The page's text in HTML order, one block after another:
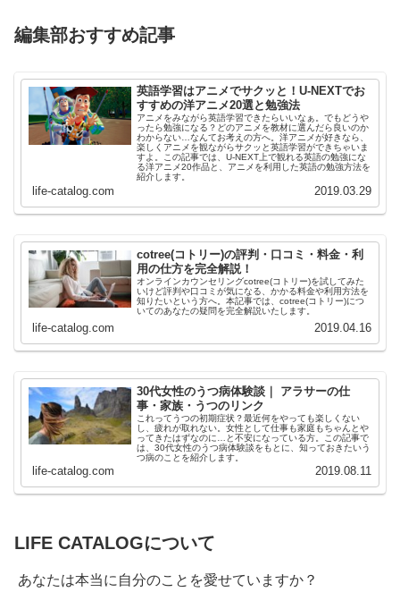
編集部おすすめ記事
英語学習はアニメでサクッと！U-NEXTでお
すすめの洋アニメ20選と勉強法
アニメをみながら英語学習できたらいいなぁ。でもどうや
ったら勉強になる？どのアニメを教材に選んだら良いのか
わからない…なんてお考えの方へ。洋アニメが好きなら、
楽しくアニメを観ながらサクッと英語学習ができちゃいま
すよ。この記事では、U-NEXT上で観れる英語の勉強にな
る洋アニメ20作品と、アニメを利用した英語の勉強方法を
紹介します。
life-catalog.com 2019.03.29
cotree(コトリー)の評判・口コミ・料金・利
用の仕方を完全解説！
オンラインカウンセリングcotree(コトリー)を試してみた
いけど評判や口コミが気になる、かかる料金や利用方法を
知りたいという方へ。本記事では、cotree(コトリー)につ
いてのあなたの疑問を完全解説いたします。
life-catalog.com 2019.04.16
30代女性のうつ病体験談｜ アラサーの仕
事・家族・うつのリンク
これってうつの初期症状？最近何をやっても楽しくない
し、疲れが取れない。女性として仕事も家庭もちゃんとや
ってきたはずなのに…と不安になっている方。この記事で
は、30代女性のうつ病体験談をもとに、知っておきたいう
つ病のことを紹介します。
life-catalog.com 2019.08.11
LIFE CATALOGについて
あなたは本当に自分のことを愛せていますか？